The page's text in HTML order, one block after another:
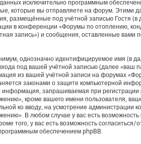
исключительно программным
которые вы отправляете на форум. Этими
размещённые под учётной записью Гостя
в конференции «Форумы по отоплению,
запись») и сообщения, оставленные вами
однозначно идентифицируемое имя (в
под вашей учётной записью (далее «ваш
из вашей учётной записи на форумах
законами о защите компьютерной
информация, запрашиваемая при
кроме вашего имени пользователя,
ко вводу, на усмотрение администрации
В любом случае у вас есть
того, у вас есть возможность согласиться/
обеспечением phpBB.